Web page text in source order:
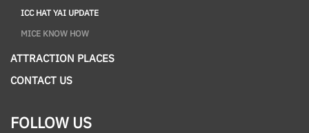
ICC HAT YAI UPDATE
MICE KNOW HOW
ATTRACTION PLACES
CONTACT US
FOLLOW US